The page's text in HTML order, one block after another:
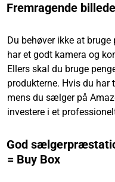
Fremragende
Du behøver ikke at
har et godt kamera og
Ellers skal du bruge
produkterne. Hvis du har
mens du sælger på
investere i et
God
= Buy Box